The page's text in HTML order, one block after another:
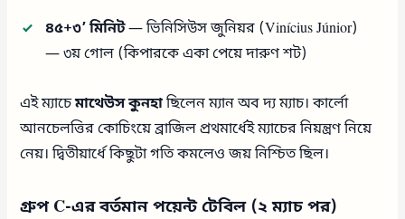
৪৫+৩’ মিনিট— ভিনিসিউস জুনিয়র (Vinícius Júnior)
— ৩য় গোল (কিপারকে একা পেয়ে দারুণ শট)
এই ম্যাচেমাথেউস কুনহাছিলেন ম্যান অব দ্য ম্যাচ। কার্লো
আনচেলত্তির কোচিংয়ে ব্রাজিল প্রথমার্ধেই ম্যাচের নিয়ন্ত্রণ নিয়ে
নেয়। দ্বিতীয়ার্ধে কিছুটা গতি কমলেও জয় নিশ্চিত ছিল।
গ্রুপ C-এর বর্তমান পয়েন্ট টেবিল (২ ম্যাচ পর)